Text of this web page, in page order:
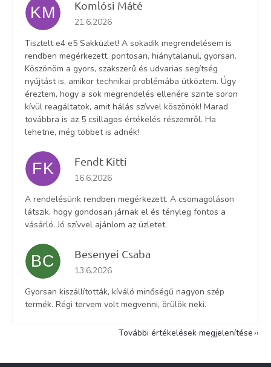
KM Komlósi Máté
Az áruház értékelése 5-ből 5 csillag.
21.6.2026
Tisztelt e4 e5 Sakküzlet! A sokadik megrendelésem is
rendben megérkezett, pontosan, hiánytalanul, gyorsan.
Köszönöm a gyors, szakszerű és udvarias segítség
nyújtást is, amikor technikai problémába ütköztem. Úgy
éreztem, hogy a sok megrendelés ellenére szinte soron
kívül reagáltatok, amit hálás szívvel köszönök! Marad
továbbra is az 5 csillagos értékelés részemről. Ha
lehetne, még többet is adnék!
FK Fendt Kitti
Az áruház értékelése 5-ből 5 csillag.
16.6.2026
A rendelésünk rendben megérkezett. A csomagoláson
látszik, hogy gondosan járnak el és tényleg fontos a
vásárló. Jó szívvel ajánlom az üzletet.
BC Besenyei Csaba
Az áruház értékelése 5-ből 5 csillag.
13.6.2026
Gyorsan kiszállították, kíváló minőségű nagyon szép
termék. Régi tervem volt megvenni, örülök neki.
További értékelések megjelenítése